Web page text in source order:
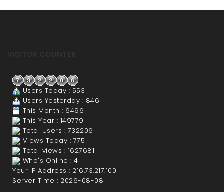
Users Today : 553
Users Yesterday : 846
This Month : 6496
This Year : 149779
Total Users : 732206
Views Today : 775
Total views : 1627681
Who's Online : 4
Your IP Address : 216.73.217.100
Server Time : 2026-08-08